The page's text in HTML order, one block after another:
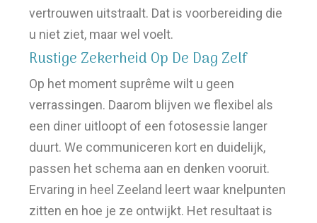
vertrouwen uitstraalt. Dat is voorbereiding die
u niet ziet, maar wel voelt.
Rustige Zekerheid Op De Dag Zelf
Op het moment suprême wilt u geen
verrassingen. Daarom blijven we flexibel als
een diner uitloopt of een fotosessie langer
duurt. We communiceren kort en duidelijk,
passen het schema aan en denken vooruit.
Ervaring in heel Zeeland leert waar knelpunten
zitten en hoe je ze ontwijkt. Het resultaat is